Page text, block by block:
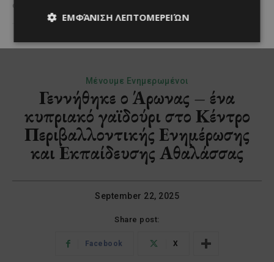
στις 2...
ΕΜΦΆΝΙΣΗ ΛΕΠΤΟΜΕΡΕΙΏΝ